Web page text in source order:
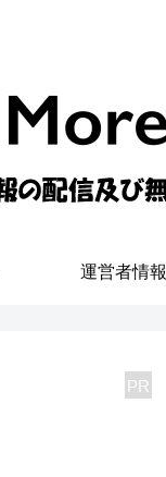
運営者情報
PR